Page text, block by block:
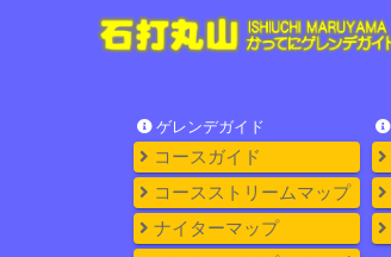
ゲレンデガイド
コースガイド
コースストリームマップ
ナイターマップ